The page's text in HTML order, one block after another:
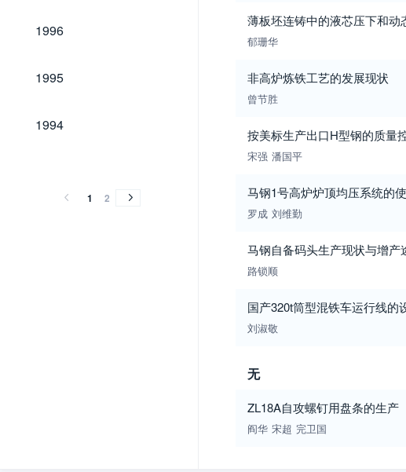
1996
1996
1995
1995
1994
1994
1 2
薄板坯连铸中的液芯压下和动
郁珊华
非高炉炼铁工艺的发展现状
曾节胜
按美标生产出口H型钢的质量
宋强 潘国平
马钢1号高炉炉顶均压系统的
罗成 刘维勤
马钢自备码头生产现状与增产
路锁顺
国产320t筒型混铁车运行线的
刘淑敬
无
ZL18A自攻螺钉用盘条的生产
阎华 宋超 完卫国